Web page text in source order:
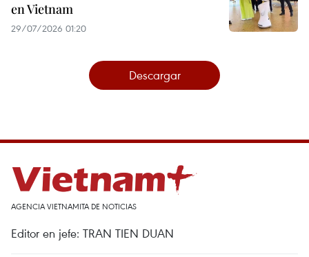
en Vietnam
29/07/2026 01:20
Descargar
AGENCIA VIETNAMITA DE NOTICIAS
Editor en jefe: TRAN TIEN DUAN